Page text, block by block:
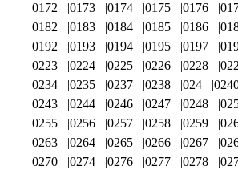
0172
0173 0174 0175 0176
0182
0183 0184 0185 0186
0192
0193 0194 0195 0197
0223
0224 0225 0226 0228
0234
0235 0237 0238 024
0243
0244 0246 0247 0248
0255
0256 0257 0258 0259
0263
0264 0265 0266 0267
0270
0274 0276 0277 0278